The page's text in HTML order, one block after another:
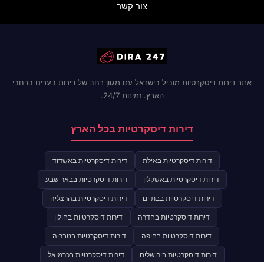
צור קשר
אתר דירות דיסקרטיות מוביל בישראל עם מגוון רחב של דירות בערים ברחבי
הארץ. זמינות 24/7.
דירות דיסקרטיות בכל הארץ
דירות דיסקרטיות באילת דירות דיסקרטיות באשדוד
דירות דיסקרטיות באשקלון דירות דיסקרטיות בבאר שבע
דירות דיסקרטיות בבת ים דירות דיסקרטיות בהרצליה
דירות דיסקרטיות בחדרה דירות דיסקרטיות בחולון
דירות דיסקרטיות בחיפה דירות דיסקרטיות בטבריה
דירות דיסקרטיות בירושלים דירות דיסקרטיות בכרמיאל